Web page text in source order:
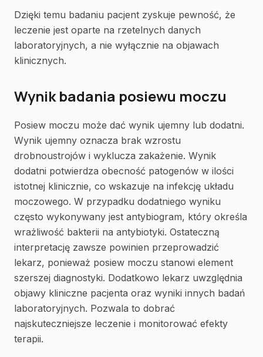
Dzięki temu badaniu pacjent zyskuje pewność, że
leczenie jest oparte na rzetelnych danych
laboratoryjnych, a nie wyłącznie na objawach
klinicznych.
Wynik badania posiewu moczu
Posiew moczu może dać wynik ujemny lub dodatni.
Wynik ujemny oznacza brak wzrostu
drobnoustrojów i wyklucza zakażenie. Wynik
dodatni potwierdza obecność patogenów w ilości
istotnej klinicznie, co wskazuje na infekcję układu
moczowego. W przypadku dodatniego wyniku
często wykonywany jest antybiogram, który określa
wrażliwość bakterii na antybiotyki. Ostateczną
interpretację zawsze powinien przeprowadzić
lekarz, ponieważ posiew moczu stanowi element
szerszej diagnostyki. Dodatkowo lekarz uwzględnia
objawy kliniczne pacjenta oraz wyniki innych badań
laboratoryjnych. Pozwala to dobrać
najskuteczniejsze leczenie i monitorować efekty
terapii.